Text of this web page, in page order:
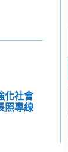
化社會
照專線